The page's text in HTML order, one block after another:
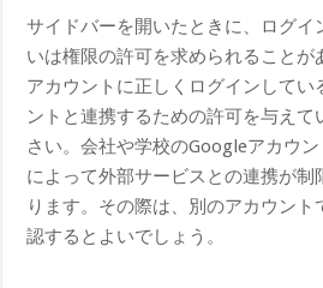
サイドバーを開いたときに、ログイ
いは権限の許可を求められることが
アカウントに正しくログインしてい
ントと連携するための許可を与え
さい。会社や学校のGoogleアカウ
によって外部サービスとの連携が制
ります。その際は、別のアカウント
認するとよいでしょう。